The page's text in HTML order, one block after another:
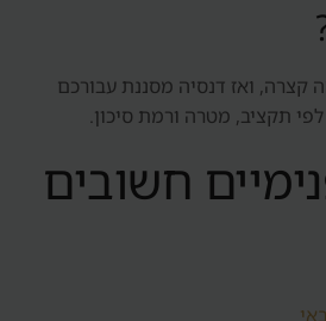
ואז דנסיה מסננת עבורכם
תקציב, מטרה ורמת סיכון.
חשובים